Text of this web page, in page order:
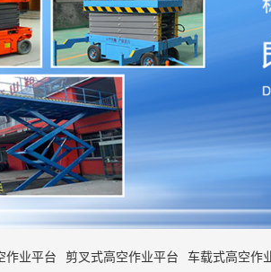
作业平台 剪叉式高空作业平台 车载式高空作